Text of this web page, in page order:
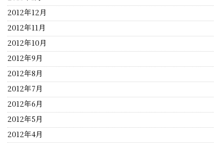
2012年12月
2012年11月
2012年10月
2012年9月
2012年8月
2012年7月
2012年6月
2012年5月
2012年4月